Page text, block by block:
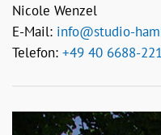
Nicole Wenzel
E-Mail: info@studio-
Telefon: +49 40 6688-